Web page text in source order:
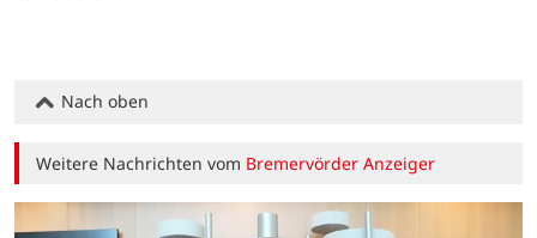
Nach oben
Weitere Nachrichten vom Bremervörder Anzeiger